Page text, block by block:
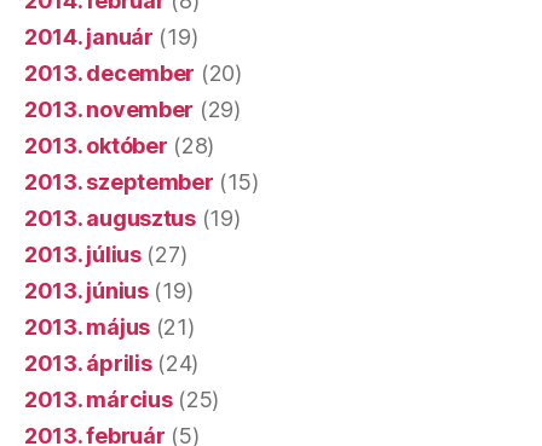
2014. január (19)
2013. december (20)
2013. november (29)
2013. október (28)
2013. szeptember (15)
2013. augusztus(19)
2013. július(27)
2013. június(19)
2013. május (21)
2013. április(24)
2013. március(25)
2013. február (5)